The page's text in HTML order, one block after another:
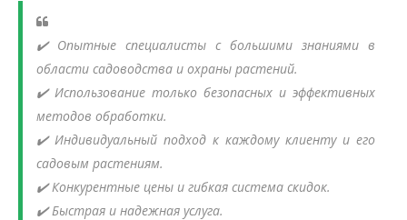
✔️ Опытные специалисты с большими знаниями в
области садоводства и охраны растений.
✔️ Использование только безопасных и эффективных
методов обработки.
✔️ Индивидуальный подход к каждому клиенту и его
садовым растениям.
✔️ Конкурентные цены и гибкая система скидок.
✔️ Быстрая и надежная услуга.